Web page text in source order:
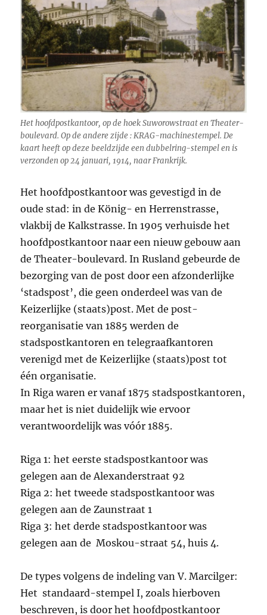
Het hoofdpostkantoor, op de hoek Suworowstraat en Theater-
boulevard. Op de andere zijde : KRAG-machinestempel. De
kaart heeft op deze beeldzijde een dubbelring-stempel en is
verzonden op 24 januari, 1914, naar Frankrijk.
Het hoofdpostkantoor was gevestigd in de
oude stad: in de König- en Herrenstrasse,
vlakbij de Kalkstrasse. In 1905 verhuisde het
hoofdpostkantoor naar een nieuw gebouw aan
de Theater-boulevard. In Rusland gebeurde de
bezorging van de post door een afzonderlijke
‘stadspost’, die geen onderdeel was van de
Keizerlijke (staats)post. Met de post-
reorganisatie van 1885 werden de
stadspostkantoren en telegraafkantoren
verenigd met de Keizerlijke (staats)post tot
één organisatie.
In Riga waren er vanaf 1875 stadspostkantoren,
maar het is niet duidelijk wie ervoor
verantwoordelijk was vóór 1885.
Riga 1: het eerste stadspostkantoor was
gelegen aan de Alexanderstraat 92
Riga 2: het tweede stadspostkantoor was
gelegen aan de Zaunstraat 1
Riga 3: het derde stadspostkantoor was
gelegen aan de Moskou-straat 54, huis 4.
De types volgens de indeling van V. Marcilger:
Het standaard-stempel I, zoals hierboven
beschreven, is door het hoofdpostkantoor